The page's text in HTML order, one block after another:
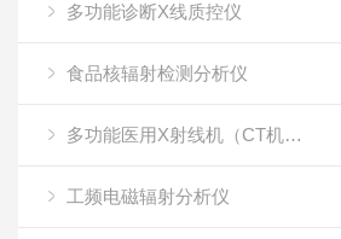
多功能诊断X线质控仪
食品核辐射检测分析仪
多功能医用X射线机（CT机）质量检测仪
工频电磁辐射分析仪